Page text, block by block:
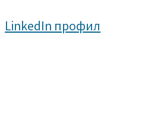
LinkedIn профил